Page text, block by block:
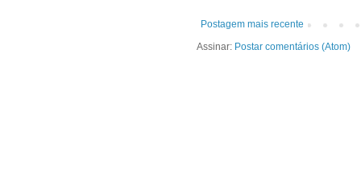
Postagem mais recente
Assinar: Postar comentários (Atom)